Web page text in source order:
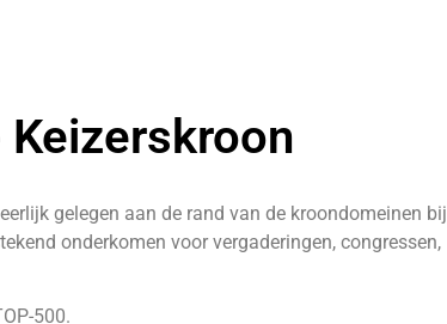
gelegen aan de rand van de kroondomeinen bij
onderkomen voor vergaderingen, congressen,
500.